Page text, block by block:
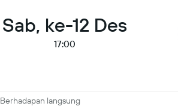
Sab, ke-12 Des
17:00
Berhadapan langsung